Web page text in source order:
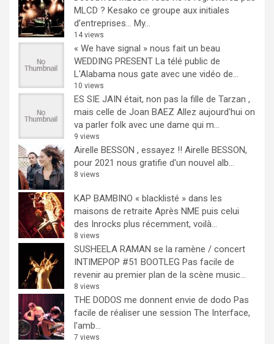
MLCD ? Kesako ce groupe aux initiales
d’entreprises… My...
14 views
« We have signal » nous fait un beau
WEDDING PRESENT La télé public de
L'Alabama nous gate avec une vidéo de...
10 views
ES SIE JAIN était, non pas la fille de Tarzan ,
mais celle de Joan BAEZ Allez aujourd'hui on
va parler folk avec une dame qui m...
9 views
Airelle BESSON , essayez !! Airelle BESSON,
pour 2021 nous gratifie d'un nouvel alb...
8 views
KAP BAMBINO « blacklisté » dans les
maisons de retraite Après NME puis celui
des Inrocks plus récemment, voilà...
8 views
SUSHEELA RAMAN se la ramène / concert
INTIMEPOP #51 BOOTLEG Pas facile de
revenir au premier plan de la scène music...
8 views
THE DODOS me donnent envie de dodo Pas
facile de réaliser une session The Interface,
l'amb...
7 views